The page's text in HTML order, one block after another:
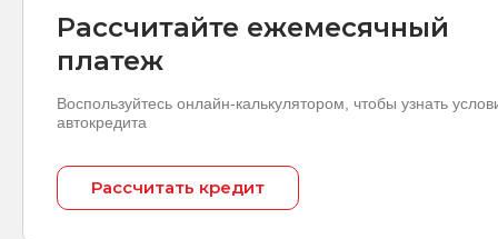
Рассчитайте ежемесячный
платеж
Воспользуйтесь онлайн-калькулятором, чтобы узнать
автокредита
Рассчитать кредит